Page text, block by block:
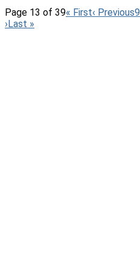
Page 13 of 39« First‹ Previous9
›Last »